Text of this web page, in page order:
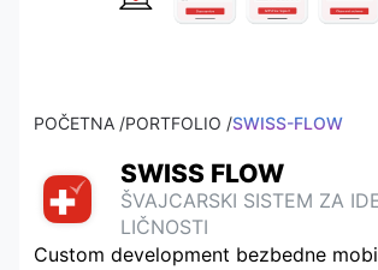
POČETNA /PORTFOLIO /SWISS-FLOW
SWISS FLOW
ŠVAJCARSKI SISTEM ZA
LIČNOSTI
Custom development bezbedne